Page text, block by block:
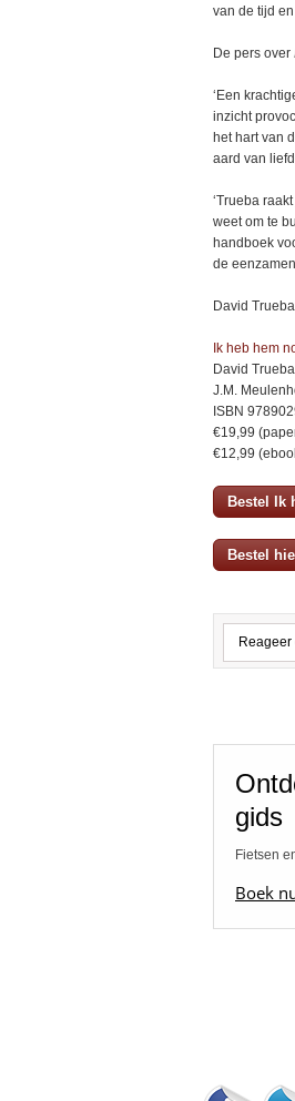
van de tijd
De pers over
‘Een
inzicht
het hart van
aard van
‘Trueba
weet om te
handboek
de
David
Ik heb hem
David Trueba
J.M.
ISBN
€19,99
€12,99
Bestel Ik
Bestel
Reageer
gids
Fietsen
Boek